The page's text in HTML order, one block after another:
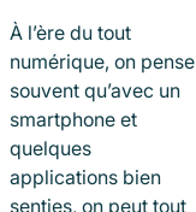
À l’ère du tout
numérique, on pense
souvent qu’avec un
smartphone et
quelques
applications bien
senties, on peut tout